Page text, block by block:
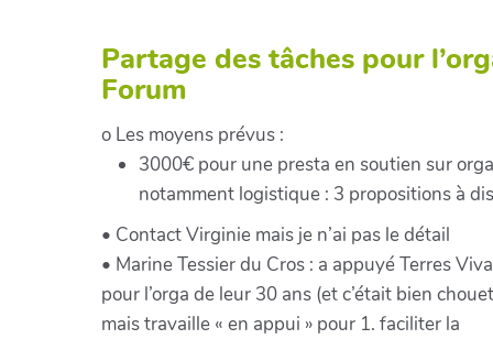
Partage des tâches pour
Forum
o Les moyens prévus :
3000€ pour une presta en soutien sur
notamment logistique : 3 propositions à
• Contact Virginie mais je n’ai pas le détail
• Marine Tessier du Cros : a appuyé Terres
pour l’orga de leur 30 ans (et c’était bien
mais travaille « en appui » pour 1. faciliter la